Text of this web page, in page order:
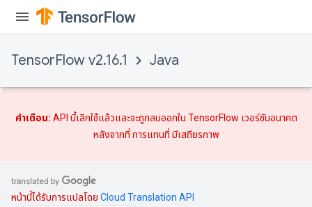
TensorFlow v2.16.1 Java
คำเตือน: API นี้เลิกใช้แล้วและจะถูกลบออกใน TensorFlow เวอร์ชันอนาคต
หลังจากที่ การแทนที่ มีเสถียรภาพ
หน้านี้ได้รับการแปลโดย Cloud Translation API